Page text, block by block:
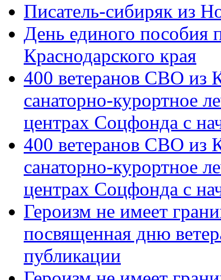
Писатель-сибиряк из
День единого пособия
Краснодарского края
400 ветеранов СВО из
санаторно-курортное
центрах Соцфонда с
400 ветеранов СВО из
санаторно-курортное
центрах Соцфонда с
Героизм не имеет
посвященная дню
публикации